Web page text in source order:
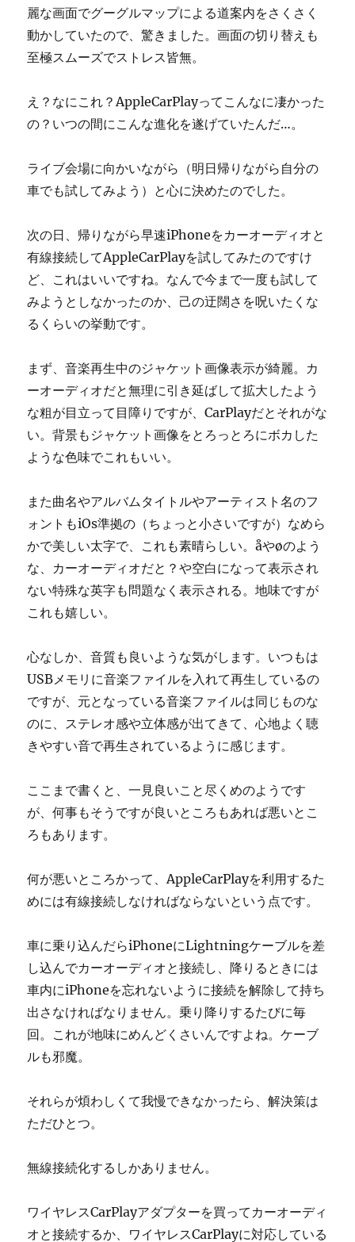
麗な画面でグーグルマップによる道案内をさくさく
動かしていたので、驚きました。画面の切り替えも
至極スムーズでストレス皆無。
え？なにこれ？AppleCarPlayってこんなに凄かった
の？いつの間にこんな進化を遂げていたんだ…。
ライブ会場に向かいながら（明日帰りながら自分の
車でも試してみよう）と心に決めたのでした。
次の日、帰りながら早速iPhoneをカーオーディオと
有線接続してAppleCarPlayを試してみたのですけ
ど、これはいいですね。なんで今まで一度も試して
みようとしなかったのか、己の迂闊さを呪いたくな
るくらいの挙動です。
まず、音楽再生中のジャケット画像表示が綺麗。カ
ーオーディオだと無理に引き延ばして拡大したよう
な粗が目立って目障りですが、CarPlayだとそれがな
い。背景もジャケット画像をとろっとろにボカした
ような色味でこれもいい。
また曲名やアルバムタイトルやアーティスト名のフ
ォントもiOs準拠の（ちょっと小さいですが）なめら
かで美しい太字で、これも素晴らしい。åやøのよう
な、カーオーディオだと？や空白になって表示され
ない特殊な英字も問題なく表示される。地味ですが
これも嬉しい。
心なしか、音質も良いような気がします。いつもは
USBメモリに音楽ファイルを入れて再生しているの
ですが、元となっている音楽ファイルは同じものな
のに、ステレオ感や立体感が出てきて、心地よく聴
きやすい音で再生されているように感じます。
ここまで書くと、一見良いこと尽くめのようです
が、何事もそうですが良いところもあれば悪いとこ
ろもあります。
何が悪いところかって、AppleCarPlayを利用するた
めには有線接続しなければならないという点です。
車に乗り込んだらiPhoneにLightningケーブルを差
し込んでカーオーディオと接続し、降りるときには
車内にiPhoneを忘れないように接続を解除して持ち
出さなければなりません。乗り降りするたびに毎
回。これが地味にめんどくさいんですよね。ケーブ
ルも邪魔。
それらが煩わしくて我慢できなかったら、解決策は
ただひとつ。
無線接続化するしかありません。
ワイヤレスCarPlayアダプターを買ってカーオーディ
オと接続するか、ワイヤレスCarPlayに対応している